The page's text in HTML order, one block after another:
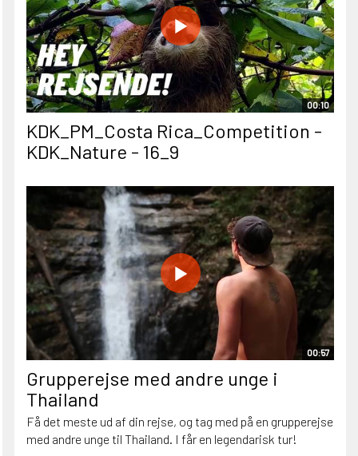
00:10
KDK_PM_Costa Rica_Competition -
KDK_Nature - 16_9
00:57
Grupperejse med andre unge i
Thailand
Få det meste ud af din rejse, og tag med på en grupperejse
med andre unge til Thailand. I får en legendarisk tur!